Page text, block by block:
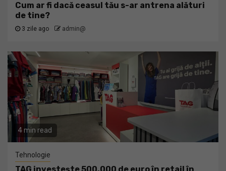
Cum ar fi dacă ceasul tău s-ar antrena alături
de tine?
3 zile ago admin@
4 min read
Tehnologie